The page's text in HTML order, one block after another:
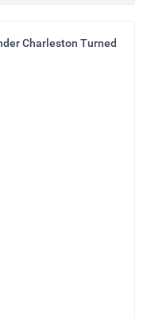
Charleston Turned